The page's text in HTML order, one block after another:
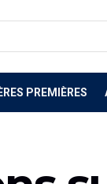
PREMIÈRES